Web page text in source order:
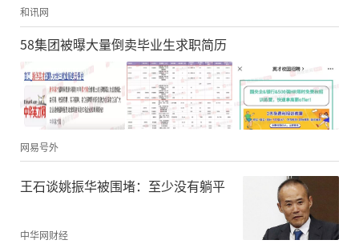
和讯网
58集团被曝大量倒卖毕业生求职简历
网易号外
​王石谈姚振华被围堵：至少没有躺平
中华网财经